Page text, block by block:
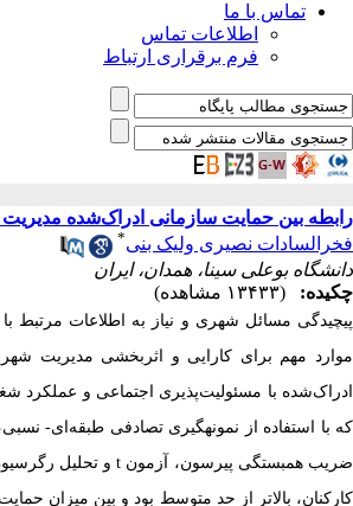
تماس با ما
اطلاعات تماس
فرم برقراری ارتباط
رابطه بین حمایت سازمانی ادراک‌شده
فخرالسادات نصیری ولیک بنی*
دانشگاه بوعلی سینا، همدان، ایران
چکیده:
(۱۳۴۳۳ مشاهده)
پیچیدگی مسائل شهری و نیاز به اطلاعات مرتبط
موارد مهم برای کارایی و اثربخشی مدیریت
ادراک‌شده با مسئولیت‌پذیری اجتماعی و عملکرد
که با استفاده از نمونه­گیری تصادفی طبقه‌ای- نسبی،
ضریب همبستگی پیرسون، آزمون tو تحلیل
کارکنان، بالاتر از حد متوسط بود و بین میزان